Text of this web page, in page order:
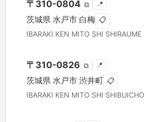
〒 310-0804 ⧉ 📍
茨城県 水戸市 白梅 📋
IBARAKI KEN MITO SHI SHIRAUME
〒 310-0826 ⧉ 📍
茨城県 水戸市 渋井町 📋
IBARAKI KEN MITO SHI SHIBUICHO